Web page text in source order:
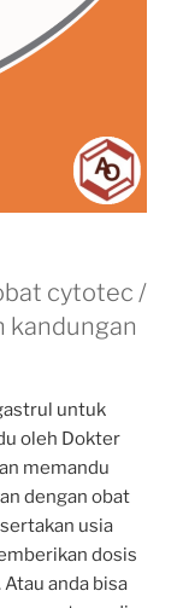
cytotec /
kandungan
untuk
oleh Dokter
memandu
dengan obat
usia
dosis
anda bisa